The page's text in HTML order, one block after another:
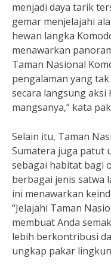
menjadi daya tarik
gemar menjelajahi
hewan langka
menawarkan
Taman Nasional
pengalaman yang
secara langsung
mangsanya,” kata
Selain itu, Taman
Sumatera juga patut
sebagai habitat bagi
berbagai jenis satwa
ini menawarkan
“Jelajahi Taman
membuat Anda
lebih berkontribusi
ungkap pakar